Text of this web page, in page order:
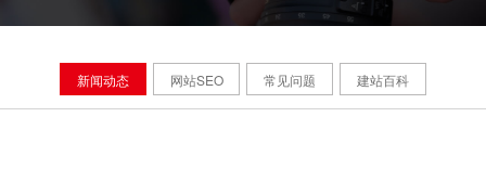
新闻动态 网站SEO 常见问题 建站百科